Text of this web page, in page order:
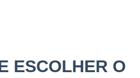
ESCOLHER O